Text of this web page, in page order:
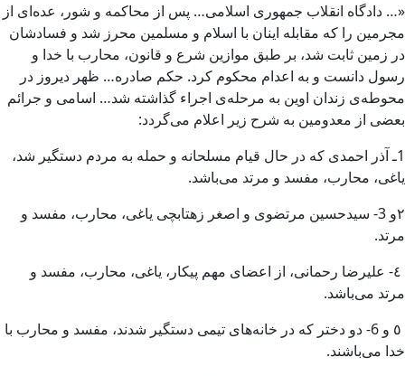
«… دادگاه انقلاب جمهورى اسلامى… پس‏ از محاکمه و شور، عده‌اى از
مجرمين را که مقابله اينان با اسلام و مسلمين محرز شد و فسادشان
در زمين ثابت شد، بر طبق موازين شرع و قانون، محارب با خدا و
رسول دانست و به اعدام محکوم کرد. حکم صادره… ظهر ديروز در
محوطه‌ی زندان اوين به مرحله‌ی اجراء گذاشته شد… اسامى و جرائم
بعضى از معدومين به شرح زير اعلام مى‌گردد‌:
1ـ آذر احمدى که در حال قيام مسلحانه و حمله به مردم دستگير شد،
ياغى، محارب، مفسد و مرتد مى‌باشد.
٢و 3- سيدحسين مرتضوى و اصغر زهتابچى ياغى، محارب، مفسد و
مرتد.
٤- عليرضا رحمانى، از اعضاى مهم پيکار، ياغى، محارب، مفسد و
مرتد مى‌باشد.
٥ و 6- دو دختر که در خانه‌هاى تيمى دستگير شدند، مفسد و محارب با
خدا مى‌باشند.